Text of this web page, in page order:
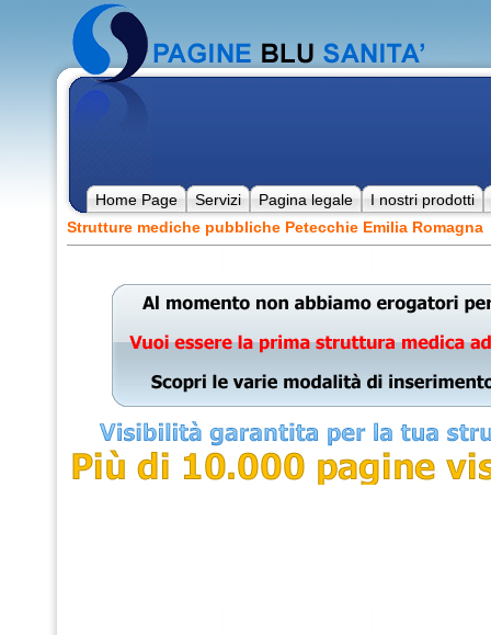
Home Page Servizi Pagina legale
I nostri prodotti
Strutture mediche pubbliche Petecchie Emilia Romagna